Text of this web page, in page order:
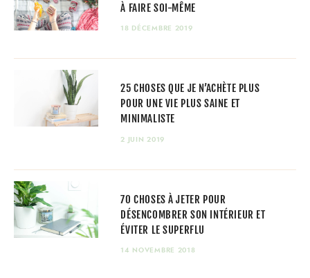
À FAIRE SOI-MÊME
18 DÉCEMBRE 2019
25 CHOSES QUE JE N’ACHÈTE PLUS
POUR UNE VIE PLUS SAINE ET
MINIMALISTE
2 JUIN 2019
70 CHOSES À JETER POUR
DÉSENCOMBRER SON INTÉRIEUR ET
ÉVITER LE SUPERFLU
14 NOVEMBRE 2018